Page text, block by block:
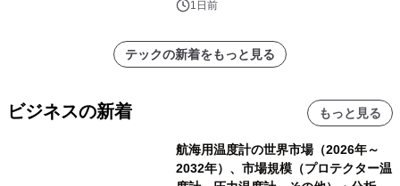
1日前
テックの新着をもっと見る
ビジネスの新着 もっと見る
航海用温度計の世界市場（2026年～
2032年）、市場規模（プロテクター温